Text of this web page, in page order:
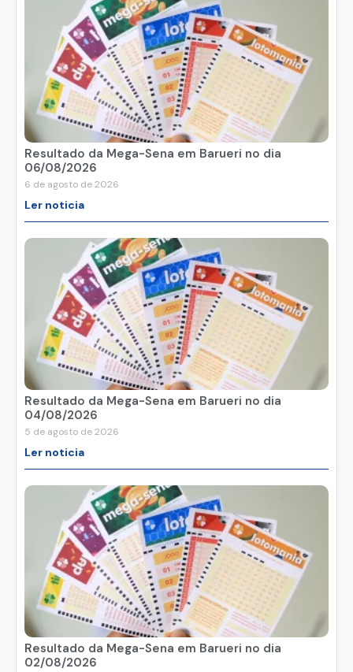
Resultado da Mega-Sena em Barueri no dia
06/08/2026
6 de agosto de 2026
Ler noticia
Resultado da Mega-Sena em Barueri no dia
04/08/2026
5 de agosto de 2026
Ler noticia
Resultado da Mega-Sena em Barueri no dia
02/08/2026